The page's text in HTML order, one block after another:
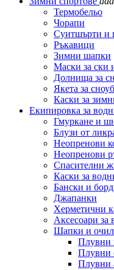
Термобельо
Чорапи
Суитшърти и
Ръкавици
Зимни шапки
Маски за ски
Долнища за
Якета за
Каски за
Екипировка за
Гмуркане и
Блузи от
Неопренови
Неопренови
Спасителни
Каски за
Бански и
Джапанки
Херметични
Аксесоари за
Шапки и
Плувни
Плувни
Плувни